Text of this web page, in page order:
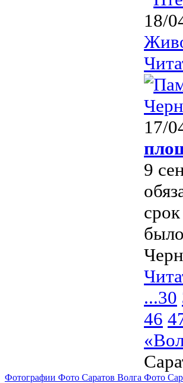
18/
17/
9
...30
46
Фотографии Фото Саратов Волга Фото